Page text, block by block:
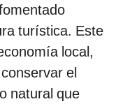
turística. Este
local,
el
natural que